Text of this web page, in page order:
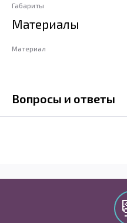
Габариты
Материалы
Материал
Вопросы и ответы